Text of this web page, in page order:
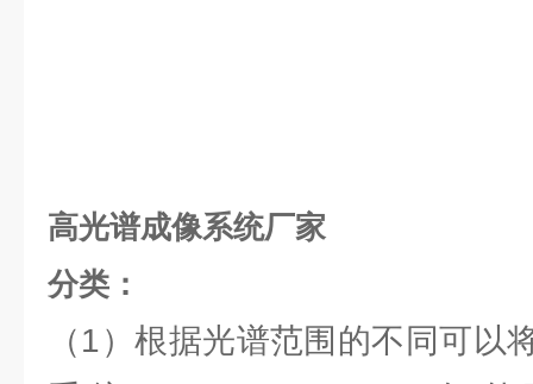
高光谱成像系统厂家
分类：
（1）根据光谱范围的不同可以